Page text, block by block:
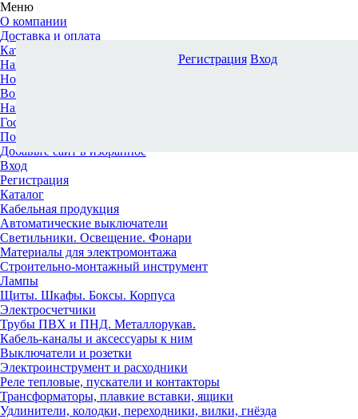
Меню
О компании
Доставка и оплата
Каталог
Наши офисы
Новости и новинки
Вопрос-ответ
Наша команда
Гос. заказчикам
Поставщикам
Добавьте сайт в избранное
Вход
Регистрация
Каталог
Кабельная продукция
Автоматические выключатели
Светильники. Освещение. Фонари
Материалы для электромонтажа
Строительно-монтажный инструмент
Лампы
Щиты. Шкафы. Боксы. Корпуса
Электросчетчики
Трубы ПВХ и ПНД. Металлорукав.
Кабель-каналы и аксессуары к ним
Выключатели и розетки
Электроинструмент и расходники
Реле тепловые, пускатели и контакторы
Трансформаторы, плавкие вставки, ящики
Удлинители, колодки, переходники, вилки, гнёзда
Регистрация Вход